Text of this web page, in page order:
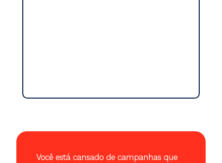
Você está cansado de campanhas que